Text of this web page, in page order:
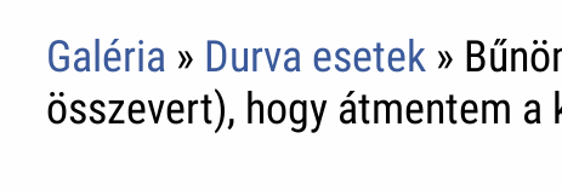
Galéria » Durva esetek »
összevert), hogy átmentem a